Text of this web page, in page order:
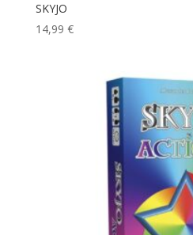
SKYJO
14,99 €